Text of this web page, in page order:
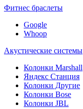
Фитнес браслеты
Google
Whoop
Акустические системы
Колонки Marshall
Яндекс Станция
Колонки Другие
Колонки Bose
Колонки JBL